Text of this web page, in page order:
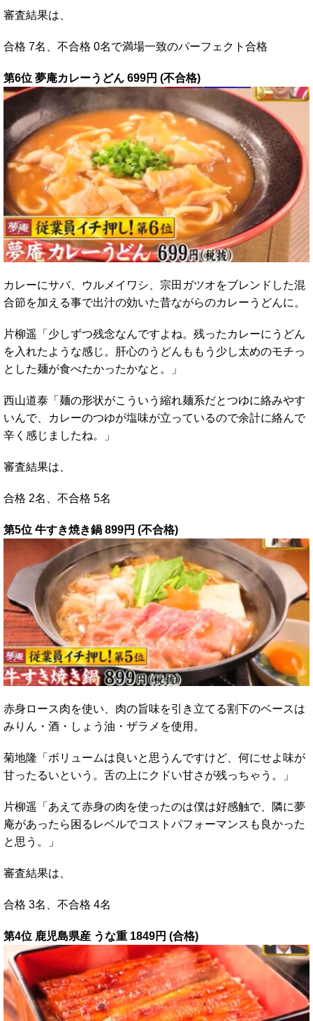
審査結果は、
合格 7名、不合格 0名で満場一致のパーフェクト合格
第6位 夢庵カレーうどん 699円 (不合格)
カレーにサバ、ウルメイワシ、宗田ガツオをブレンドした混
合節を加える事で出汁の効いた昔ながらのカレーうどんに。
片柳遥「少しずつ残念なんですよね。残ったカレーにうどん
を入れたような感じ。肝心のうどんももう少し太めのモチっ
とした麺が食べたかったかなと。」
西山道泰「麺の形状がこういう縮れ麺系だとつゆに絡みやす
いんで、カレーのつゆが塩味が立っているので余計に絡んで
辛く感じましたね。」
審査結果は、
合格 2名、不合格 5名
第5位 牛すき焼き鍋 899円 (不合格)
赤身ロース肉を使い、肉の旨味を引き立てる割下のベースは
みりん・酒・しょう油・ザラメを使用。
菊地隆「ボリュームは良いと思うんですけど、何にせよ味が
甘ったるいという。舌の上にクドい甘さが残っちゃう。」
片柳遥「あえて赤身の肉を使ったのは僕は好感触で、隣に夢
庵があったら困るレベルでコストパフォーマンスも良かった
と思う。」
審査結果は、
合格 3名、不合格 4名
第4位 鹿児島県産 うな重 1849円 (合格)